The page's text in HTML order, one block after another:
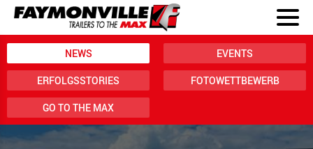
NEWS EVENTS
ERFOLGSSTORIES FOTOWETTBEWERB
GO TO THE MAX